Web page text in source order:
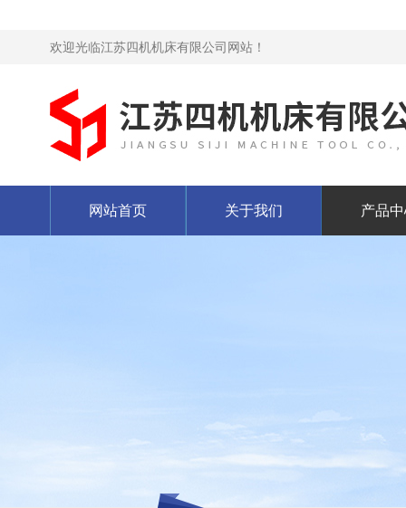
欢迎光临江苏四机机床有限公司网站！
网站首页 关于我们 产品